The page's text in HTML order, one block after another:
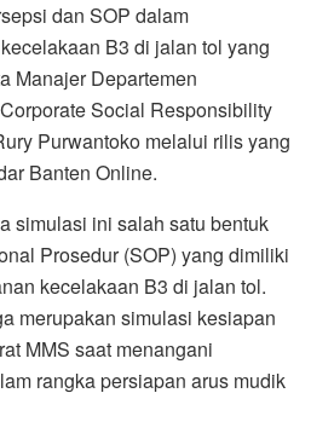
dan SOP dalam
B3 di jalan tol yang
Manajer Departemen
Social Responsibility
Purwantoko melalui rilis yang
Banten Online.
simulasi ini salah satu bentuk
Prosedur (SOP) yang dimiliki
kecelakaan B3 di jalan tol.
merupakan simulasi kesiapan
MMS saat menangani
rangka persiapan arus mudik